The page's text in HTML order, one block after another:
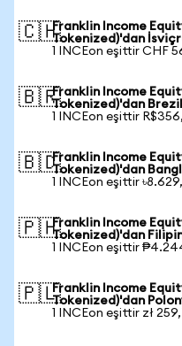
🇨🇭Franklin Income
Tokenized)'dan
1 INCEon eşittir CHF
🇧🇷Franklin Income
Tokenized)'dan
1 INCEon eşittir
🇧🇩Franklin Income
Tokenized)'dan
1 INCEon eşittir
🇵🇭Franklin Income
Tokenized)'dan
1 INCEon eşittir
🇵🇱Franklin Income
Tokenized)'dan
1 INCEon eşittir zł